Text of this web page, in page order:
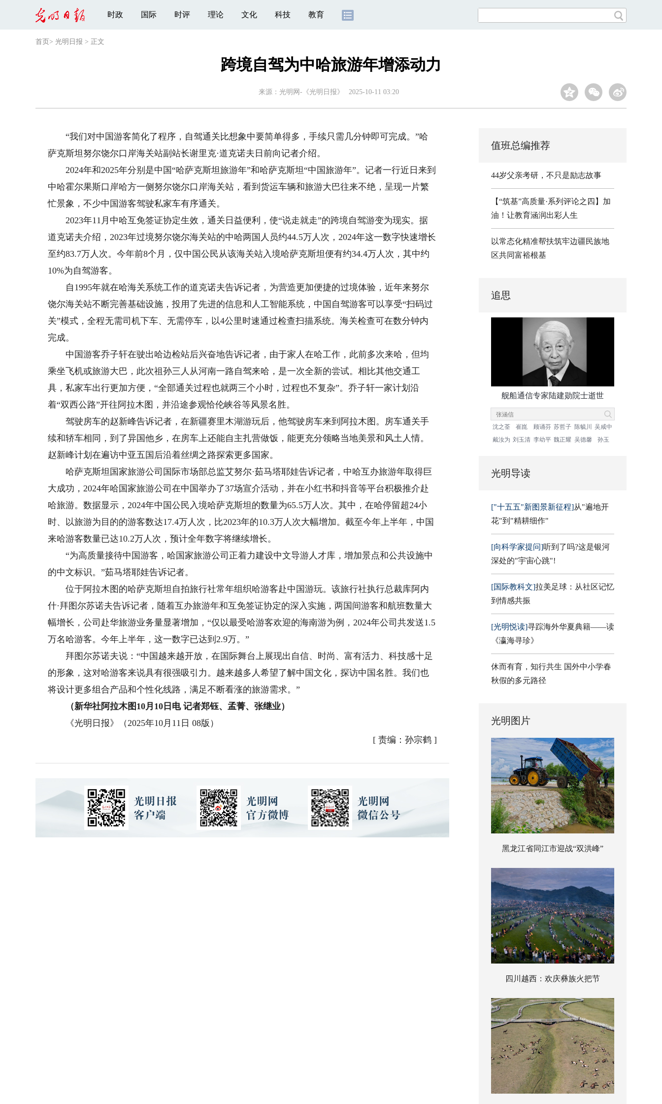
时政 国际 时评 理论 文化 科技 教育
首页 > 光明日报 > 正文
跨境自驾为中哈旅游年增添动力
来源： 光明网-《光明日报》 2025-10-11 03:20
“我们对中国游客简化了程序，自驾通关比想象中要简单得多，手续只需几分钟即可完成。”哈
萨克斯坦努尔饶尔口岸海关站副站长谢里克·道克诺夫日前向记者介绍。
2024年和2025年分别是中国“哈萨克斯坦旅游年”和哈萨克斯坦“中国旅游年”。记者一行近日来到
中哈霍尔果斯口岸哈方一侧努尔饶尔口岸海关站，看到货运车辆和旅游大巴往来不绝，呈现一片繁
忙景象，不少中国游客驾驶私家车有序通关。
2023年11月中哈互免签证协定生效，通关日益便利，使“说走就走”的跨境自驾游变为现实。据
道克诺夫介绍，2023年过境努尔饶尔海关站的中哈两国人员约44.5万人次，2024年这一数字快速增长
至约83.7万人次。今年前8个月，仅中国公民从该海关站入境哈萨克斯坦便有约34.4万人次，其中约
10%为自驾游客。
自1995年就在哈海关系统工作的道克诺夫告诉记者，为营造更加便捷的过境体验，近年来努尔
饶尔海关站不断完善基础设施，投用了先进的信息和人工智能系统，中国自驾游客可以享受“扫码过
关”模式，全程无需司机下车、无需停车，以4公里时速通过检查扫描系统。海关检查可在数分钟内
完成。
中国游客乔子轩在驶出哈边检站后兴奋地告诉记者，由于家人在哈工作，此前多次来哈，但均
乘坐飞机或旅游大巴，此次祖孙三人从河南一路自驾来哈，是一次全新的尝试。相比其他交通工
具，私家车出行更加方便，“全部通关过程也就两三个小时，过程也不复杂”。乔子轩一家计划沿
着“双西公路”开往阿拉木图，并沿途参观恰伦峡谷等风景名胜。
驾驶房车的赵新峰告诉记者，在新疆赛里木湖游玩后，他驾驶房车来到阿拉木图。房车通关手
续和轿车相同，到了异国他乡，在房车上还能自主扎营做饭，能更充分领略当地美景和风土人情。
赵新峰计划在遍访中亚五国后沿着丝绸之路探索更多国家。
哈萨克斯坦国家旅游公司国际市场部总监艾努尔·茹马塔耶娃告诉记者，中哈互办旅游年取得巨
大成功，2024年哈国家旅游公司在中国举办了37场宣介活动，并在小红书和抖音等平台积极推介赴
哈旅游。数据显示，2024年中国公民入境哈萨克斯坦的数量为65.5万人次。其中，在哈停留超24小
时、以旅游为目的的游客数达17.4万人次，比2023年的10.3万人次大幅增加。截至今年上半年，中国
来哈游客数量已达10.2万人次，预计全年数字将继续增长。
“为高质量接待中国游客，哈国家旅游公司正着力建设中文导游人才库，增加景点和公共设施中
的中文标识。”茹马塔耶娃告诉记者。
位于阿拉木图的哈萨克斯坦自拍旅行社常年组织哈游客赴中国游玩。该旅行社执行总裁库阿内
什·拜图尔苏诺夫告诉记者，随着互办旅游年和互免签证协定的深入实施，两国间游客和航班数量大
幅增长，公司赴华旅游业务量显著增加，“仅以最受哈游客欢迎的海南游为例，2024年公司共发送1.5
万名哈游客。今年上半年，这一数字已达到2.9万。”
拜图尔苏诺夫说：“中国越来越开放，在国际舞台上展现出自信、时尚、富有活力、科技感十足
的形象，这对哈游客来说具有很强吸引力。越来越多人希望了解中国文化，探访中国名胜。我们也
将设计更多组合产品和个性化线路，满足不断看涨的旅游需求。”
（新华社阿拉木图10月10日电 记者郑钰、孟菁、张继业）
《光明日报》（2025年10月11日 08版）
[ 责编：孙宗鹤]
值班总编推荐
44岁父亲考研，不只是励志故事
【“筑基”高质量·系列评论之四】加
油！让教育涵润出彩人生
以常态化精准帮扶筑牢边疆民族地
区共同富裕根基
追思
舰船通信专家陆建勋院士逝世
沈之荃 崔崑 顾诵芬 苏哲子 陈毓川
吴咸中
戴汝为 刘玉清 李幼平 魏正耀 吴德馨 孙玉
光明导读
["十五五"新图景新征程]从"遍地开
花"到"精耕细作"
[向科学家提问]听到了吗?这是银河
深处的"宇宙心跳"!
[国际教科文]拉美足球：从社区记忆
到情感共振
[光明悦读]寻踪海外华夏典籍——读
《瀛海寻珍》
休而有育，知行共生 国外中小学春
秋假的多元路径
光明图片
黑龙江省同江市迎战“双洪峰”
四川越西：欢庆彝族火把节